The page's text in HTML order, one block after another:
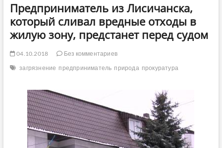
Предприниматель из Лисичанска,
который сливал вредные отходы в
жилую зону, предстанет перед судом
04.10.2018
Без комментариев
загрязнение предприниматель природа прокуратура